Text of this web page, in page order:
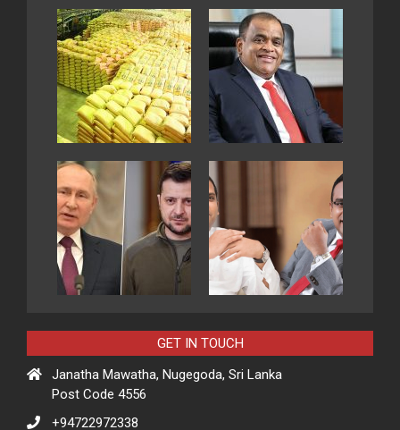
GET IN TOUCH
Janatha Mawatha, Nugegoda, Sri Lanka
Post Code 4556
+94722972338